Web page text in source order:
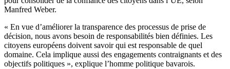
Manfred Weber.
« En vue d’améliorer la transparence des processus de prise de
décision, nous avons besoin de responsabilités bien définies. Les
citoyens européens doivent savoir qui est responsable de quel
domaine. Cela implique aussi des engagements contraignants et des
objectifs politiques », explique l’homme politique bavarois.